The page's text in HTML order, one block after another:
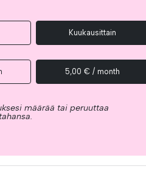
Kuukausittain
5,00 € / month
määrää tai peruuttaa